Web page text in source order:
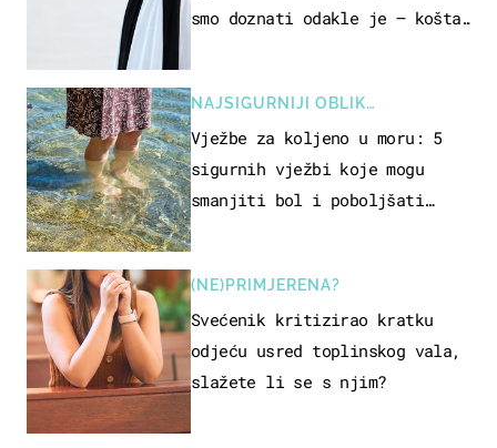
smo doznati odakle je – košta
NAJSIGURNIJI OBLIK
REKREACIJE
Vježbe za koljeno u moru: 5
sigurnih vježbi koje mogu
smanjiti bol i poboljšati
(NE)PRIMJERENA?
Svećenik kritizirao kratku
odjeću usred toplinskog vala,
slažete li se s njim?